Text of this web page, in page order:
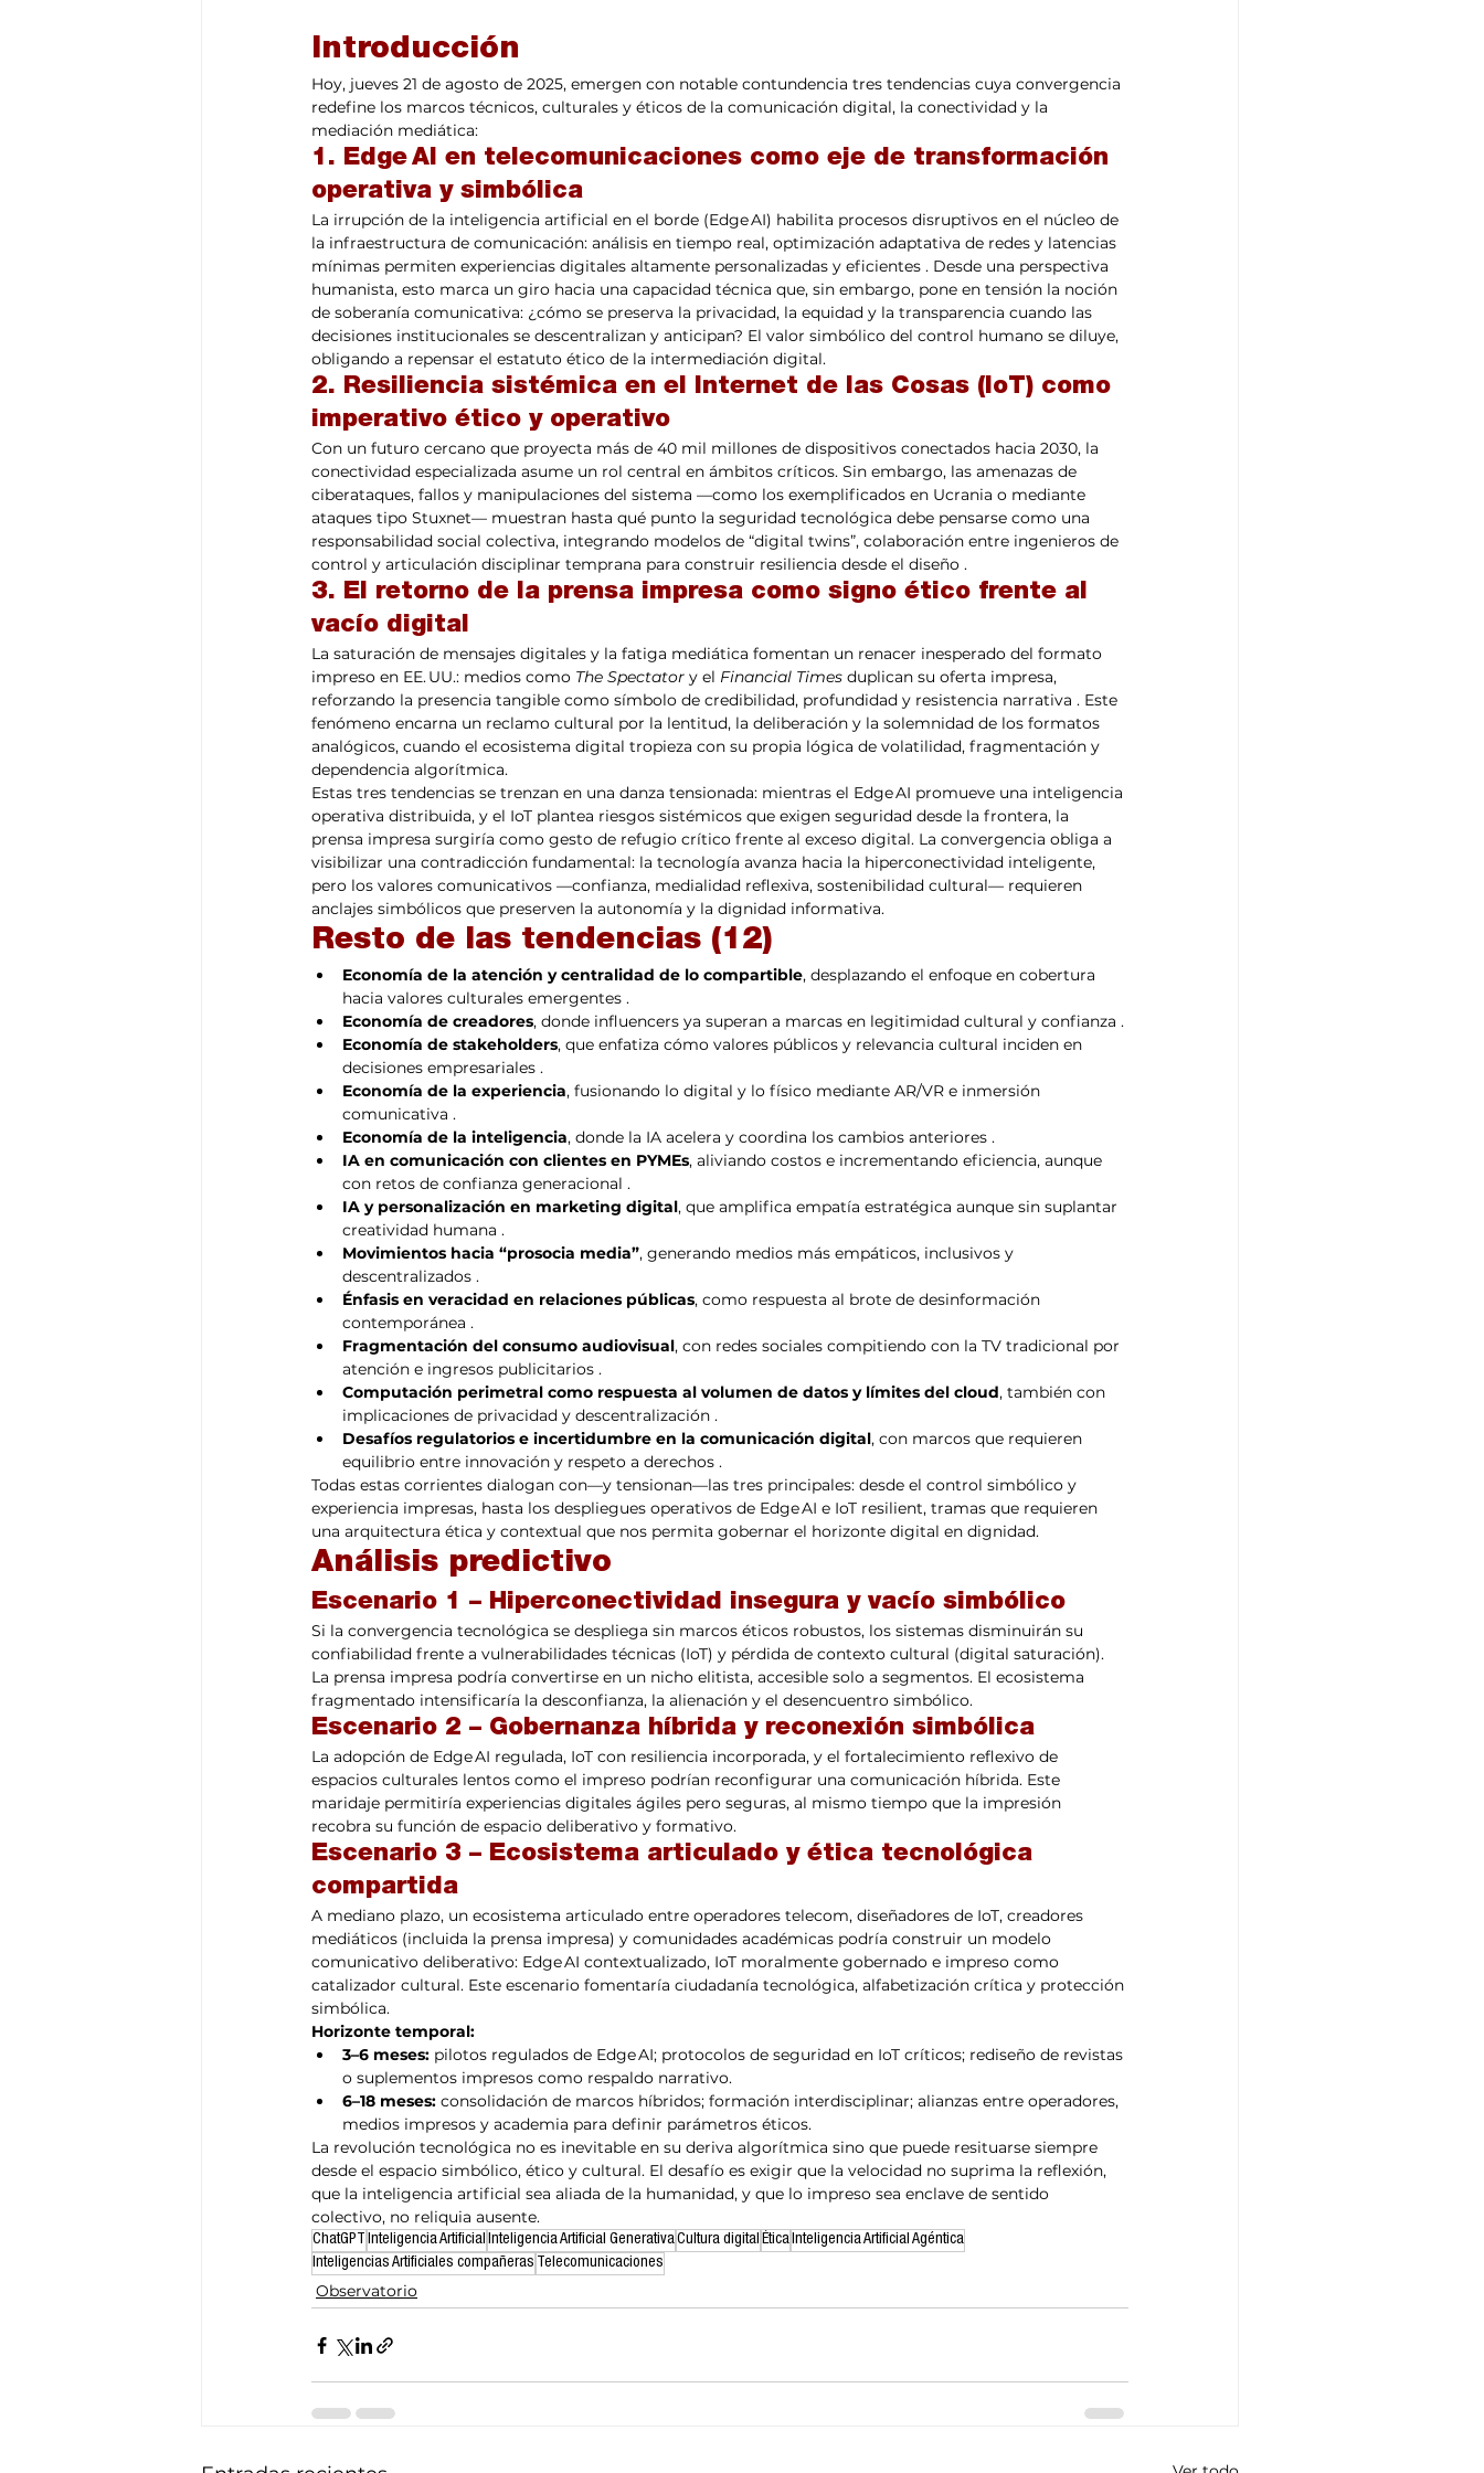
Introducción
Hoy, jueves 21 de agosto de 2025, emergen con notable contundencia tres tendencias cuya convergencia
redefine los marcos técnicos, culturales y éticos de la comunicación digital, la conectividad y la
mediación mediática:
1. Edge AI en telecomunicaciones como eje de transformación
operativa y simbólica
La irrupción de la inteligencia artificial en el borde (Edge AI) habilita procesos disruptivos en el núcleo de
la infraestructura de comunicación: análisis en tiempo real, optimización adaptativa de redes y latencias
mínimas permiten experiencias digitales altamente personalizadas y eficientes . Desde una perspectiva
humanista, esto marca un giro hacia una capacidad técnica que, sin embargo, pone en tensión la noción
de soberanía comunicativa: ¿cómo se preserva la privacidad, la equidad y la transparencia cuando las
decisiones institucionales se descentralizan y anticipan? El valor simbólico del control humano se diluye,
obligando a repensar el estatuto ético de la intermediación digital.
2. Resiliencia sistémica en el Internet de las Cosas (IoT) como
imperativo ético y operativo
Con un futuro cercano que proyecta más de 40 mil millones de dispositivos conectados hacia 2030, la
conectividad especializada asume un rol central en ámbitos críticos. Sin embargo, las amenazas de
ciberataques, fallos y manipulaciones del sistema —como los exemplificados en Ucrania o mediante
ataques tipo Stuxnet— muestran hasta qué punto la seguridad tecnológica debe pensarse como una
responsabilidad social colectiva, integrando modelos de “digital twins”, colaboración entre ingenieros de
control y articulación disciplinar temprana para construir resiliencia desde el diseño .
3. El retorno de la prensa impresa como signo ético frente al
vacío digital
La saturación de mensajes digitales y la fatiga mediática fomentan un renacer inesperado del formato
impreso en EE. UU.: medios como The Spectator y el Financial Times duplican su oferta impresa,
reforzando la presencia tangible como símbolo de credibilidad, profundidad y resistencia narrativa . Este
fenómeno encarna un reclamo cultural por la lentitud, la deliberación y la solemnidad de los formatos
analógicos, cuando el ecosistema digital tropieza con su propia lógica de volatilidad, fragmentación y
dependencia algorítmica.
Estas tres tendencias se trenzan en una danza tensionada: mientras el Edge AI promueve una inteligencia
operativa distribuida, y el IoT plantea riesgos sistémicos que exigen seguridad desde la frontera, la
prensa impresa surgiría como gesto de refugio crítico frente al exceso digital. La convergencia obliga a
visibilizar una contradicción fundamental: la tecnología avanza hacia la hiperconectividad inteligente,
pero los valores comunicativos —confianza, medialidad reflexiva, sostenibilidad cultural— requieren
anclajes simbólicos que preserven la autonomía y la dignidad informativa.
Resto de las tendencias (12)
Economía de la atención y centralidad de lo compartible, desplazando el enfoque en cobertura
hacia valores culturales emergentes .
Economía de creadores, donde influencers ya superan a marcas en legitimidad cultural y confianza .
Economía de stakeholders, que enfatiza cómo valores públicos y relevancia cultural inciden en
decisiones empresariales .
Economía de la experiencia, fusionando lo digital y lo físico mediante AR/VR e inmersión
comunicativa .
Economía de la inteligencia, donde la IA acelera y coordina los cambios anteriores .
IA en comunicación con clientes en PYMEs, aliviando costos e incrementando eficiencia, aunque
con retos de confianza generacional .
IA y personalización en marketing digital, que amplifica empatía estratégica aunque sin suplantar
creatividad humana .
Movimientos hacia “prosocia media”, generando medios más empáticos, inclusivos y
descentralizados .
Énfasis en veracidad en relaciones públicas, como respuesta al brote de desinformación
contemporánea .
Fragmentación del consumo audiovisual, con redes sociales compitiendo con la TV tradicional por
atención e ingresos publicitarios .
Computación perimetral como respuesta al volumen de datos y límites del cloud, también con
implicaciones de privacidad y descentralización .
Desafíos regulatorios e incertidumbre en la comunicación digital, con marcos que requieren
equilibrio entre innovación y respeto a derechos .
Todas estas corrientes dialogan con—y tensionan—las tres principales: desde el control simbólico y
experiencia impresas, hasta los despliegues operativos de Edge AI e IoT resilient, tramas que requieren
una arquitectura ética y contextual que nos permita gobernar el horizonte digital en dignidad.
Análisis predictivo
Escenario 1 – Hiperconectividad insegura y vacío simbólico
Si la convergencia tecnológica se despliega sin marcos éticos robustos, los sistemas disminuirán su
confiabilidad frente a vulnerabilidades técnicas (IoT) y pérdida de contexto cultural (digital saturación).
La prensa impresa podría convertirse en un nicho elitista, accesible solo a segmentos. El ecosistema
fragmentado intensificaría la desconfianza, la alienación y el desencuentro simbólico.
Escenario 2 – Gobernanza híbrida y reconexión simbólica
La adopción de Edge AI regulada, IoT con resiliencia incorporada, y el fortalecimiento reflexivo de
espacios culturales lentos como el impreso podrían reconfigurar una comunicación híbrida. Este
maridaje permitiría experiencias digitales ágiles pero seguras, al mismo tiempo que la impresión
recobra su función de espacio deliberativo y formativo.
Escenario 3 – Ecosistema articulado y ética tecnológica
compartida
A mediano plazo, un ecosistema articulado entre operadores telecom, diseñadores de IoT, creadores
mediáticos (incluida la prensa impresa) y comunidades académicas podría construir un modelo
comunicativo deliberativo: Edge AI contextualizado, IoT moralmente gobernado e impreso como
catalizador cultural. Este escenario fomentaría ciudadanía tecnológica, alfabetización crítica y protección
simbólica.
Horizonte temporal:
3–6 meses: pilotos regulados de Edge AI; protocolos de seguridad en IoT críticos; rediseño de revistas
o suplementos impresos como respaldo narrativo.
6–18 meses: consolidación de marcos híbridos; formación interdisciplinar; alianzas entre operadores,
medios impresos y academia para definir parámetros éticos.
La revolución tecnológica no es inevitable en su deriva algorítmica sino que puede resituarse siempre
desde el espacio simbólico, ético y cultural. El desafío es exigir que la velocidad no suprima la reflexión,
que la inteligencia artificial sea aliada de la humanidad, y que lo impreso sea enclave de sentido
colectivo, no reliquia ausente.
ChatGPT Inteligencia Artificial Inteligencia Artificial GenerativaCultura digital ÉticaInteligencia Artificial Agéntica
Inteligencias Artificiales compañeras Telecomunicaciones
Observatorio